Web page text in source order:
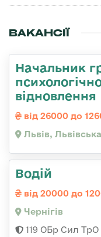
ВАКАНСІЇ
Начальник
відновлення
від 26000 до
Львів,
Водій
від 20000 до
Чернігів
119 ОБр Сил ТрО